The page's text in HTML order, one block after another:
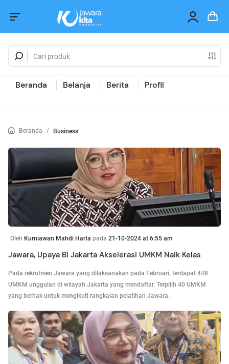
Beranda Belanja Berita Profil
Beranda / Business
Oleh Kurniawan Mahdi Harta pada 21-10-2024 at 6:55 am
Jawara, Upaya BI Jakarta Akselerasi UMKM Naik Kelas
Pada rekrutmen Jawara yang dilaksanakan pada Februari, terdapat 448
UMKM unggulan di wilayah Jakarta yang mendaftar. Terpilih 40 UMKM
yang berhak untuk mengikuti rangkaian pelatihan Jawara.